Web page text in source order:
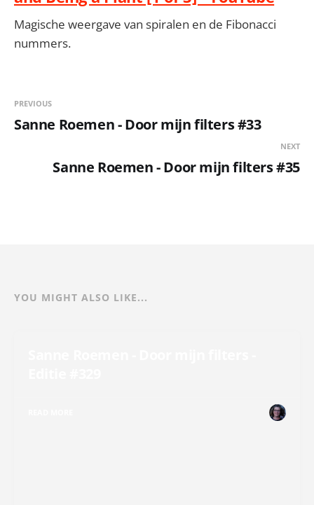
Magische weergave van spiralen en de Fibonacci
nummers.
PREVIOUS
Sanne Roemen - Door mijn filters #33
NEXT
Sanne Roemen - Door mijn filters #35
YOU MIGHT ALSO LIKE...